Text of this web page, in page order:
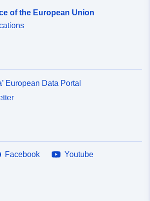
of the European Union
European Data Portal
Facebook
Youtube